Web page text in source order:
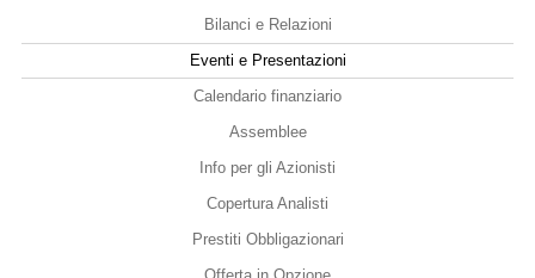
Bilanci e Relazioni
Eventi e Presentazioni
Calendario finanziario
Assemblee
Info per gli Azionisti
Copertura Analisti
Prestiti Obbligazionari